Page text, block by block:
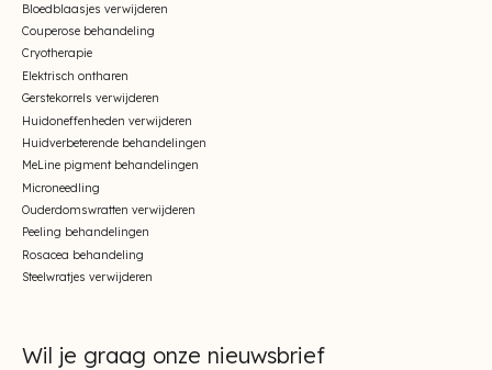
Bloedblaasjes verwijderen
Couperose behandeling
Cryotherapie
Elektrisch ontharen
Gerstekorrels verwijderen
Huidoneffenheden verwijderen
Huidverbeterende behandelingen
MeLine pigment behandelingen
Microneedling
Ouderdomswratten verwijderen
Peeling behandelingen
Rosacea behandeling
Steelwratjes verwijderen
Wil je graag onze nieuwsbrief